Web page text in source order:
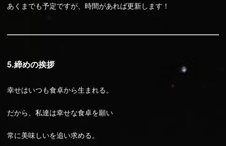
あくまでも予定ですが、時間があれば更新します！
5.締めの挨拶
幸せはいつも食卓から生まれる。
だから、私達は幸せな食卓を願い
常に美味しいを追い求める。